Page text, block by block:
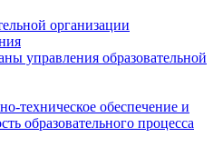
организации
управления образовательной
техническое обеспечение и
образовательного процесса